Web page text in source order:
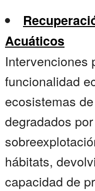
Acuáticos
Intervenciones
funcionalidad
ecosistemas
degradados
hábitats,
capacidad de